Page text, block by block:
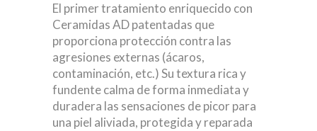
El primer tratamiento enriquecido con
Ceramidas AD patentadas que
proporciona protección contra las
agresiones externas (ácaros,
contaminación, etc.) Su textura rica y
fundente calma de forma inmediata y
duradera las sensaciones de picor para
una piel aliviada, protegida y reparada